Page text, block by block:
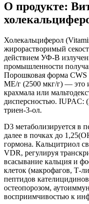
О продукте:
Холекальциферол
жирорастворимый
действием УФ-B
промышленности
Порошковая форма CWS
МЕ/г (2500 мкг/г) — это
крахмала или
дисперсностью. IUPAC:
триен-3-ол.
D3 метаболизируется в
далее в почках до
гормона. Кальцитриол
VDR, регулируя
всасывание кальция и
клеток (макрофагов, Т-
пептидов
остеопорозом,
восприимчивостью к